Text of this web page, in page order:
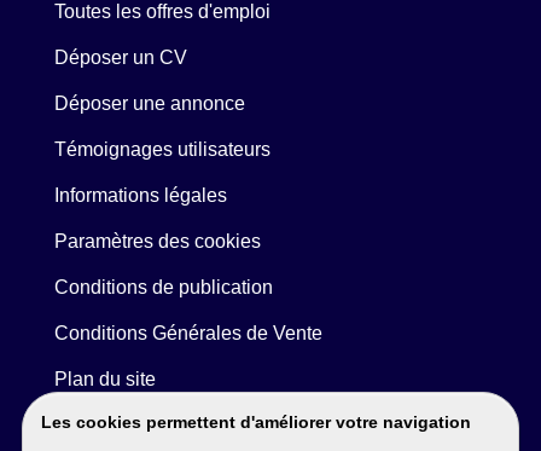
Les cookies permettent d'améliorer votre navigation
Toutes les offres d'emploi
Déposer un CV
Déposer une annonce
Témoignages utilisateurs
Informations légales
Paramètres des cookies
Conditions de publication
Conditions Générales de Vente
Plan du site